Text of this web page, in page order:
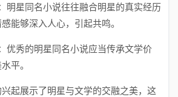
明星同名小说往往融合明星的真实经历
能够深入人心，引起共鸣。
优秀的明星同名小说应当传承文学价
平。
起展示了明星与文学的交融之美，这